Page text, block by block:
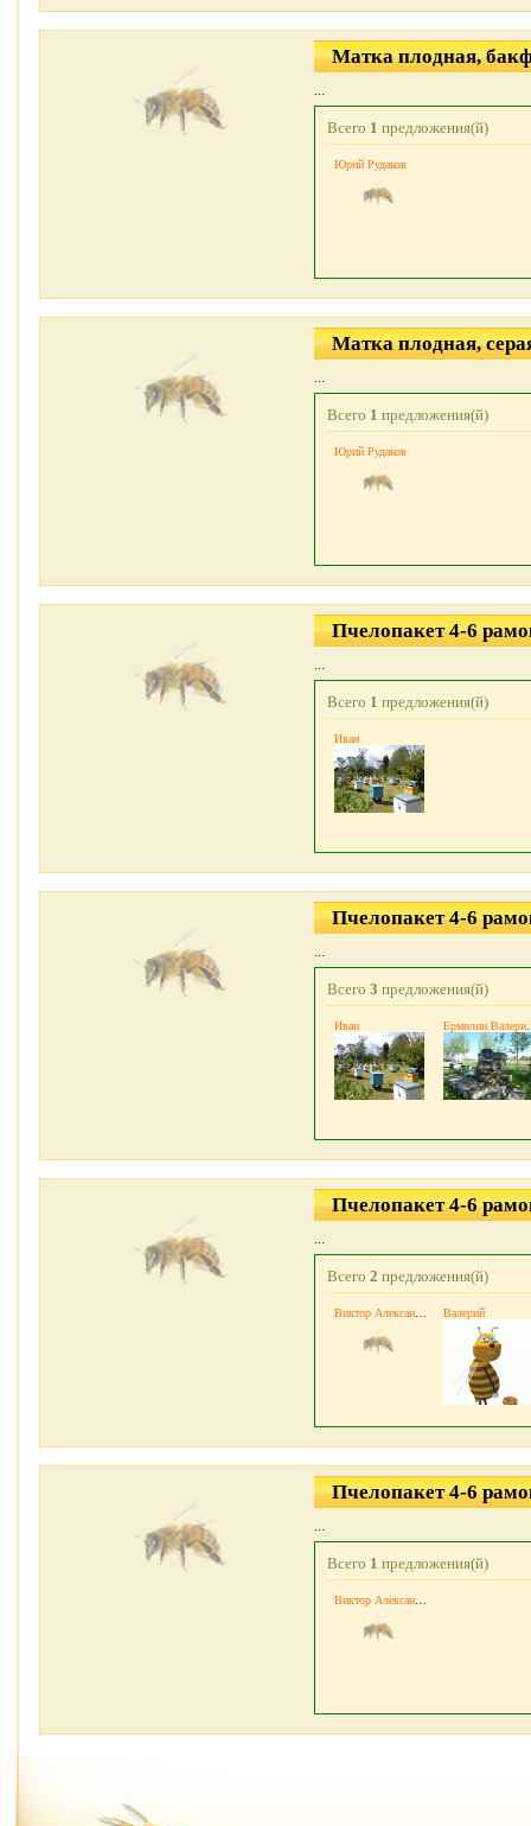
Матка плодная,
...
Всего 1 предложения(й)
Юрий Рудаков
Матка плодная,
...
Всего 1 предложения(й)
Юрий Рудаков
Пчелопакет 4-6
...
Всего 1 предложения(й)
Иван
Пчелопакет 4-6
...
Всего 3 предложения(й)
Иван
Пчелопакет 4-6
...
Всего 2 предложения(й)
Валерий
Пчелопакет 4-6
...
Всего 1 предложения(й)